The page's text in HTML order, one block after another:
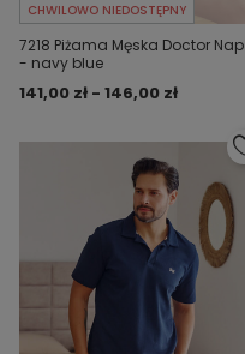
CHWILOWO NIEDOSTĘPNY
7218 Piżama Męska Doctor Nap
- navy blue
141,00 zł - 146,00 zł